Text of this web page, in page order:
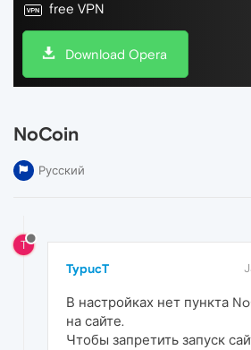
free VPN
Download Opera
NoCoin
Русский
T
TypucT
В настройках нет пункта
на сайте.
Чтобы запретить запуск